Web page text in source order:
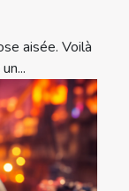
aisée. Voilà